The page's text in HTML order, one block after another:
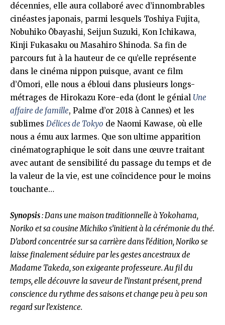
décennies, elle aura collaboré avec d’innombrables
cinéastes japonais, parmi lesquels Toshiya Fujita,
Nobuhiko Ōbayashi, Seijun Suzuki, Kon Ichikawa,
Kinji Fukasaku ou Masahiro Shinoda. Sa fin de
parcours fut à la hauteur de ce qu’elle représente
dans le cinéma nippon puisque, avant ce film
d’Ōmori, elle nous a ébloui dans plusieurs longs-
métrages de Hirokazu Kore-eda (dont le génial Une
affaire de famille, Palme d’or 2018 à Cannes) et les
sublimes Délices de Tokyo de Naomi Kawase, où elle
nous a ému aux larmes. Que son ultime apparition
cinématographique le soit dans une œuvre traitant
avec autant de sensibilité du passage du temps et de
la valeur de la vie, est une coïncidence pour le moins
touchante…
Synopsis: Dans une maison traditionnelle à Yokohama,
Noriko et sa cousine Michiko s’initient à la cérémonie du thé.
D’abord concentrée sur sa carrière dans l’édition, Noriko se
laisse finalement séduire par les gestes ancestraux de
Madame Takeda, son exigeante professeure. Au fil du
temps, elle découvre la saveur de l’instant présent, prend
conscience du rythme des saisons et change peu à peu son
regard sur l’existence.